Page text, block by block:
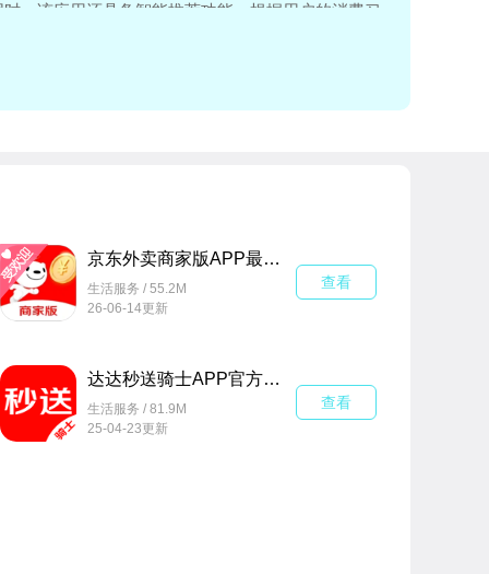
，该应用还具备智能推荐功能，根据用户的消费习
京东外卖商家版APP最新版(京东秒送商家)9.58.1安卓版
生活服务 / 55.2M
26-06-14更新
查看
达达秒送骑士APP官方正版v12.2.1安卓最新版
生活服务 / 81.9M
25-04-23更新
查看